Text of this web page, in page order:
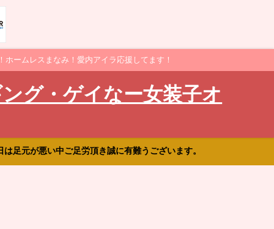
ームレスまなみ！愛内アイラ応援してます！
グ・ゲイなー女装子オ
足元が悪い中ご足労頂き誠に有難うございます。